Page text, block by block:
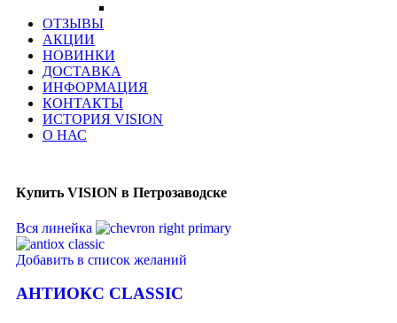
ОТЗЫВЫ
АКЦИИ
НОВИНКИ
ДОСТАВКА
ИНФОРМАЦИЯ
КОНТАКТЫ
ИСТОРИЯ VISION
О НАС
Купить VISION в Петрозаводске
Вся линейка
Добавить в список желаний
АНТИОКС CLASSIC